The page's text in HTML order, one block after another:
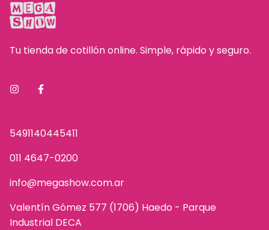
Tu tienda de cotillón online. Simple, rápido y seguro.
5491140445411
011 4647-0200
info@megashow.com.ar
Valentín Gómez 577 (1706) Haedo - Parque
Industrial DECA